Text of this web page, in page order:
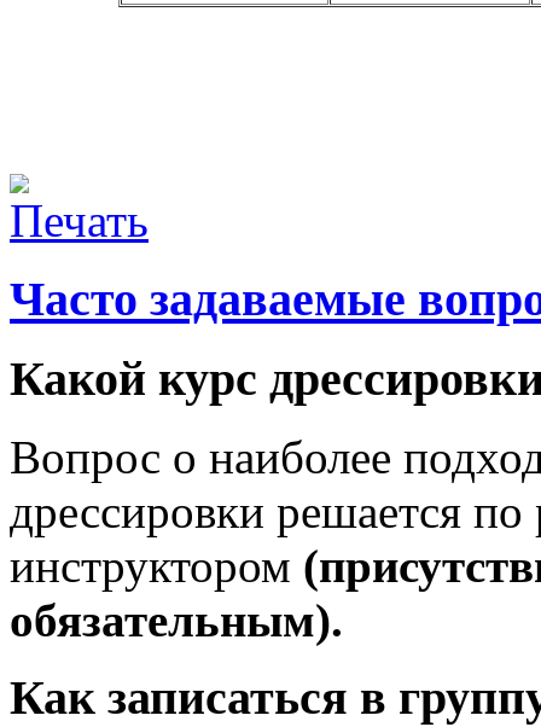
Часто задаваемые
Какой курс
Вопрос о наиболее
дрессировки решается по
инструктором
обязательным).
Как записаться в